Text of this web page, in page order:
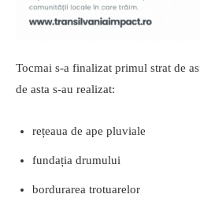
Tocmai s-a finalizat primul strat de
de asta s-au realizat:
rețeaua de ape pluviale
fundația drumului
bordurarea trotuarelor